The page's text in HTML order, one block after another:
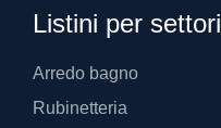
Listini per settori
Arredo bagno
Rubinetteria